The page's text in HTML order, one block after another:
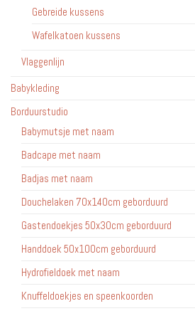
Gebreide kussens
Wafelkatoen kussens
Vlaggenlijn
Babykleding
Borduurstudio
Babymutsje met naam
Badcape met naam
Badjas met naam
Douchelaken 70x140cm geborduurd
Gastendoekjes 50x30cm geborduurd
Handdoek 50x100cm geborduurd
Hydrofieldoek met naam
Knuffeldoekjes en speenkoorden